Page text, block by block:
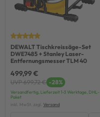
DEWALT Tischkreissäge-Set
DWE7485 + Stanley Laser-
Entfernungsmesser TLM 40
499,99 €
UVP 699,72 € -28%
Versandfertig, Lieferzeit 1-3 Werktage, DHL-
Paket
inkl. MwSt. zzgl. Versand